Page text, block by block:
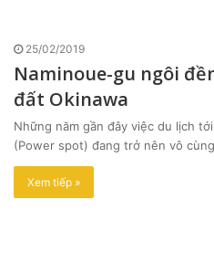
25/02/2019
Naminoue-gu ngôi
đất Okinawa
Những năm gần đây việc du lịch
(Power spot) đang trở nên vô
Xem tiếp »